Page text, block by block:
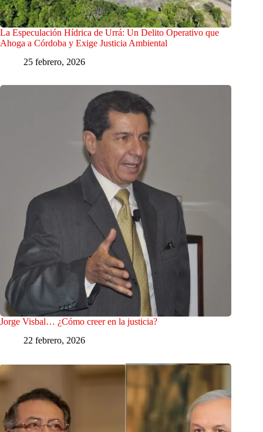
La Especulación Hídrica de Urrá: Un Delito Operativo que
Ahoga a Córdoba y Exige Justicia Ambiental
25 febrero, 2026
Jorge Visbal… ¿Cómo creer en la justicia?
22 febrero, 2026